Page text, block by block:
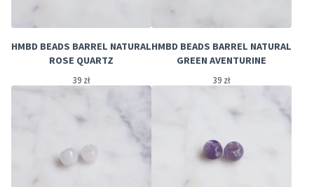
HMBD BEADS BARREL NATURAL
ROSE QUARTZ
39 zł
HMBD BEADS BARREL NATURAL
GREEN AVENTURINE
39 zł